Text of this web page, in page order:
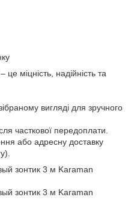
міцність, надійність та
вигляді для зручного
часткової передоплати.
або адресну доставку